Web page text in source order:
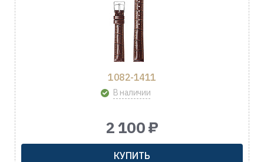
1082-1411
В наличии
2 100 ₽
КУПИТЬ